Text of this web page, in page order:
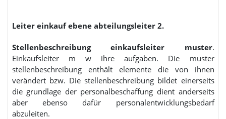
Leiter einkauf ebene abteilungsleiter 2.
Stellenbeschreibung einkaufsleiter muster.
Einkaufsleiter m w ihre aufgaben. Die muster
stellenbeschreibung enthält elemente die von ihnen
verändert bzw. Die stellenbeschreibung bildet einerseits
die grundlage der personalbeschaffung dient anderseits
aber ebenso dafür personalentwicklungsbedarf
abzuleiten.